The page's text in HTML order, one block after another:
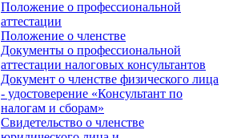
Положение о профессиональной
аттестации
Положение о членстве
Документы о профессиональной
аттестации налоговых консультантов
Документ о членстве физического лица
- удостоверение «Консультант по
налогам и сборам»
Свидетельство о членстве